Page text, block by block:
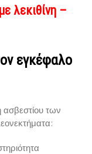
λεκιθίνη –
εγκέφαλο
ασβεστίου των